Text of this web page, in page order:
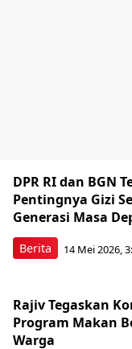
Berita
DPR RI dan BGN
Pentingnya Gizi
Generasi Masa
14 Mei 2026,
Rajiv Tegaskan
Program Makan
Warga